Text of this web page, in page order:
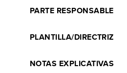
PARTE RESPONSABLE
PLANTILLA/DIRECTRIZ
NOTAS EXPLICATIVAS